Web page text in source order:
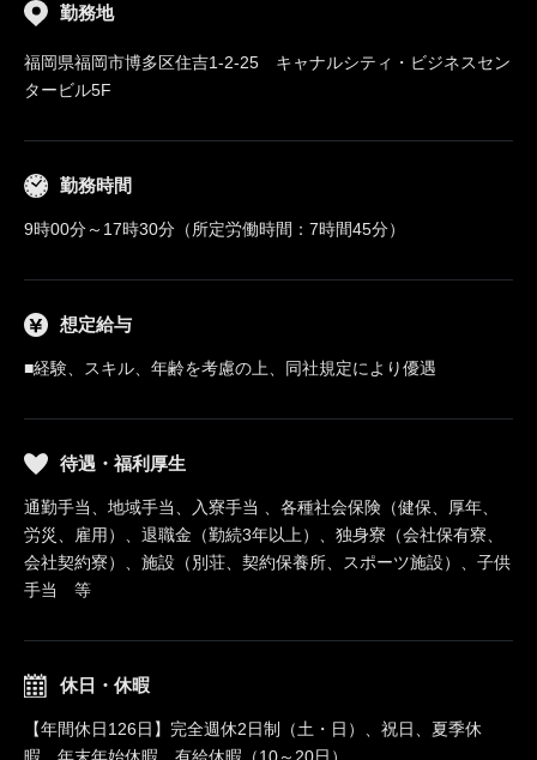
勤務地
福岡県福岡市博多区住吉1-2-25 キャナルシティ・ビジネスセン
タービル5F
勤務時間
9時00分～17時30分（所定労働時間：7時間45分）
想定給与
■経験、スキル、年齢を考慮の上、同社規定により優遇
待遇・福利厚生
通勤手当、地域手当、入寮手当 、各種社会保険（健保、厚年、
労災、雇用）、退職金（勤続3年以上）、独身寮（会社保有寮、
会社契約寮）、施設（別荘、契約保養所、スポーツ施設）、子供
手当 等
休日・休暇
【年間休日126日】完全週休2日制（土・日）、祝日、夏季休